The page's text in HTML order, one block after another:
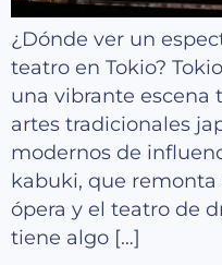
¿Dónde ver un
teatro en Tokio?
una vibrante escena
artes tradicionales
modernos de
kabuki, que remonta
ópera y el teatro de
tiene algo […]